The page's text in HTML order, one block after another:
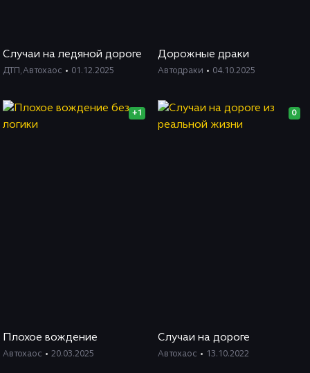
Случаи на ледяной дороге
ДТП ,Автохаос 01.12.2025
Дорожные драки
Автодраки 04.10.2025
+1
Плохое вождение
Автохаос 20.03.2025
0
Случаи на дороге
Автохаос 13.10.2022